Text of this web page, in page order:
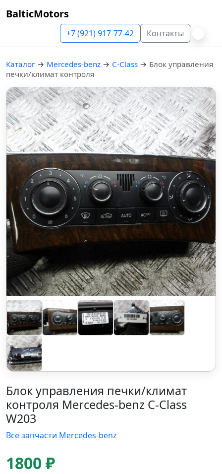
BalticMotors
+7 (921) 917-77-42 Контакты
Каталог → Mercedes-benz → C-Class → Блок управления
печки/климат контроля
Блок управления печки/климат
контроля Mercedes-benz C-Class
W203
Все запчасти Mercedes-benz
1800 ₽